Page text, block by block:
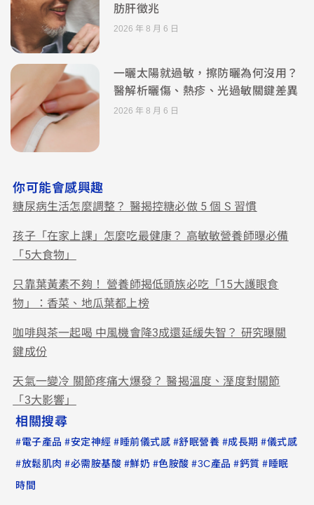
肪肝徵兆
2026 年 8 月 6 日
一曬太陽就過敏，擦防曬為何沒用？
醫解析曬傷、熱疹、光過敏關鍵差異
2026 年 8 月 6 日
你可能會感興趣
糖尿病生活怎麼調整？ 醫揭控糖必做 5 個 S 習慣
孩子「在家上課」怎麼吃最健康？ 高敏敏營養師曝必備
「5大食物」
只靠葉黃素不夠！ 營養師揭低頭族必吃「15大護眼食
物」：香菜、地瓜葉都上榜
咖啡與茶一起喝 中風機會降3成還延緩失智？ 研究曝關
鍵成份
天氣一變冷 關節疼痛大爆發？ 醫揭溫度、溼度對關節
「3大影響」
相關搜尋
#電子產品 #安定神經 #睡前儀式感 #舒眠營養 #成長期 #儀式感
#放鬆肌肉 #必需胺基酸 #鮮奶 #色胺酸 #3C產品 #鈣質 #睡眠
時間